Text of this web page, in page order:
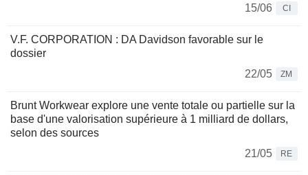
15/06 CI
V.F. CORPORATION : DA Davidson favorable sur le
dossier
22/05
ZM
Brunt Workwear explore une vente totale ou partielle sur la
base d'une valorisation supérieure à 1 milliard de dollars,
selon des sources
21/05
RE